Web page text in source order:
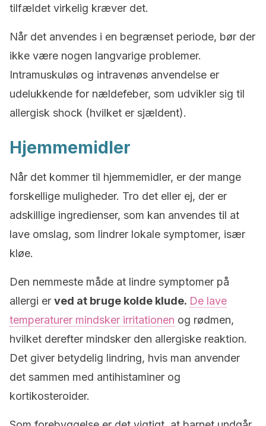
tilfældet virkelig kræver det.
Når det anvendes i en begrænset periode, bør der
ikke være nogen langvarige problemer.
Intramuskuløs og intravenøs anvendelse er
udelukkende for nældefeber, som udvikler sig til
allergisk shock (hvilket er sjældent).
Hjemmemidler
Når det kommer til hjemmemidler, er der mange
forskellige muligheder. Tro det eller ej, der er
adskillige ingredienser, som kan anvendes til at
lave omslag, som lindrer lokale symptomer, især
kløe.
Den nemmeste måde at lindre symptomer på
allergi er ved at bruge kolde klude. De lave
temperaturer mindsker irritationen og rødmen,
hvilket derefter mindsker den allergiske reaktion.
Det giver betydelig lindring, hvis man anvender
det sammen med antihistaminer og
kortikosteroider.